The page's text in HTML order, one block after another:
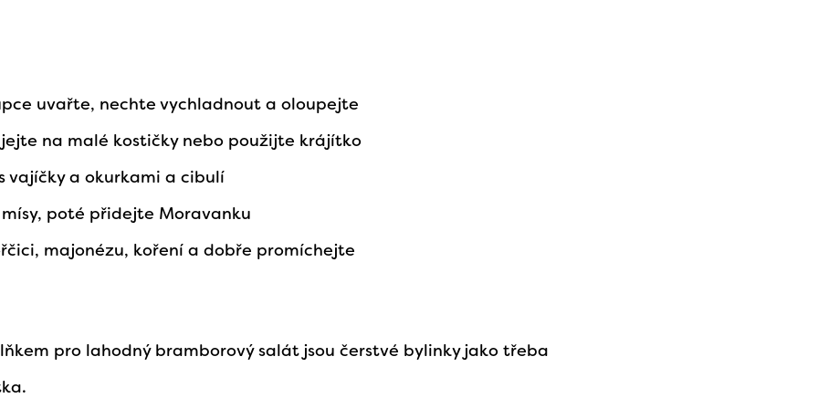
uvařte, nechte vychladnout a oloupejte
na malé kostičky nebo použijte krájítko
vajíčky a okurkami a cibulí
poté přidejte Moravanku
majonézu, koření a dobře promíchejte
pro lahodný bramborový salát jsou čerstvé bylinky jako třeba